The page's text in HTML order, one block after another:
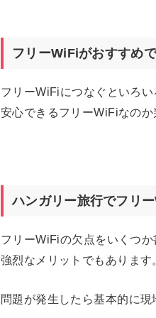
フリーWiFiがおすすめ
フリーWiFiにつなぐといろ
安心できるフリーWiFiなのか
ハンガリー旅行でフリ
フリーWiFiの欠点をいくつ
強烈なメリットでもあります
問題が発生したら基本的に現